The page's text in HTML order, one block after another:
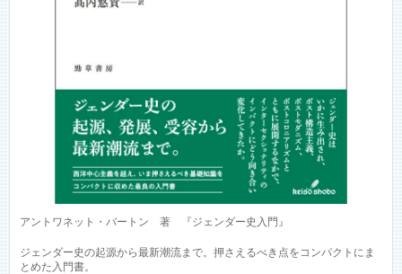
アントワネット・バートン 著 『ジェンダー史入門』
ジェンダー史の起源から最新潮流まで。押さえるべき点をコンパクトにま
とめた入門書。